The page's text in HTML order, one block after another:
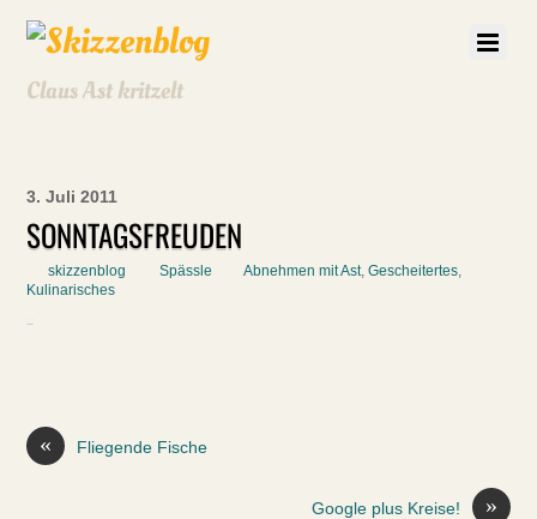
Claus Ast kritzelt
3. Juli 2011
SONNTAGSFREUDEN
skizzenblog Spässle Abnehmen mit Ast,Gescheitertes,
Kulinarisches
« Fliegende Fische
»
Google plus Kreise!